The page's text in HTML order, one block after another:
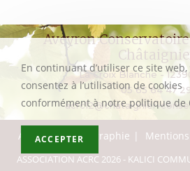
Aveyron
La Croix Blanche -
05 65 64 47
acrc12@chataignier-
Accueil Bibliographie
ASSOCIATION ACRC 2026 - KALICI
En continuant d’utiliser ce site web,
consentez à l’utilisation de cookies
conformément à notre politique de
ACCEPTER